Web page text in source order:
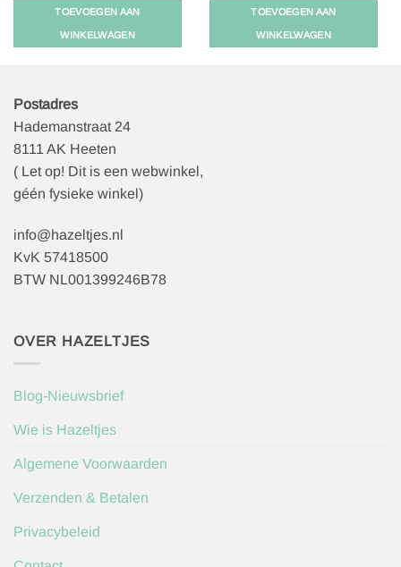
TOEVOEGEN AAN
WINKELWAGEN
TOEVOEGEN AAN
WINKELWAGEN
Postadres
Hademanstraat 24
8111 AK Heeten
( Let op! Dit is een webwinkel,
géén fysieke winkel)
info@hazeltjes.nl
KvK 57418500
BTW NL001399246B78
OVER HAZELTJES
Blog-Nieuwsbrief
Wie is Hazeltjes
Algemene Voorwaarden
Verzenden & Betalen
Privacybeleid